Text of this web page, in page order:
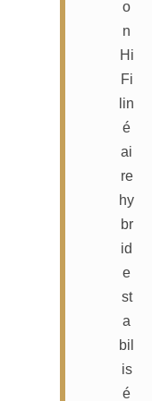
o
n
Hi
Fi
lin
é
ai
re
hy
br
id
e
st
a
bil
is
é